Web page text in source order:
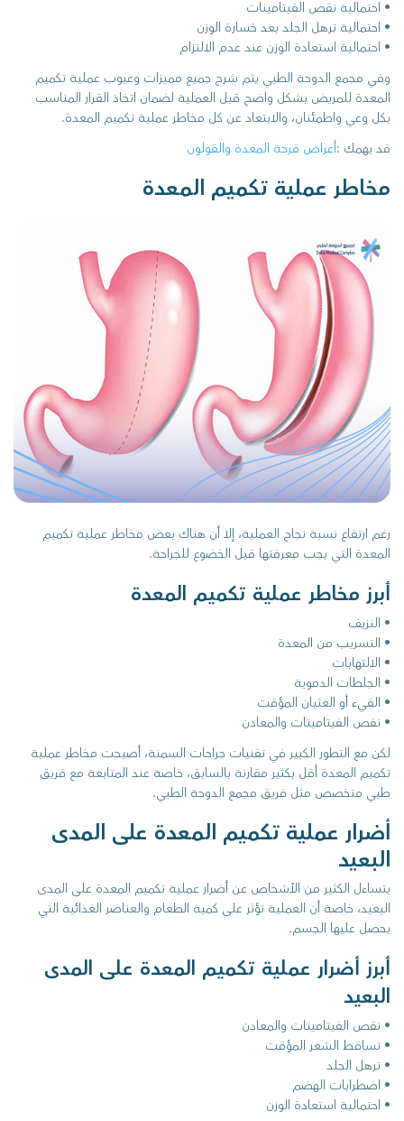
• احتمالية نقص الفيتامينات
• احتمالية ترهل الجلد بعد خسارة الوزن
• احتمالية استعادة الوزن عند عدم الالتزام
وفي مجمع الدوحة الطبي يتم شرح جميع مميزات وعيوب عملية تكميم
المعدة للمريض بشكل واضح قبل العملية لضمان اتخاذ القرار المناسب
بكل وعي واطمئنان، والابتعاد عن كل مخاطر عملية تكميم المعدة.
قد يهمك :أعراض قرحة المعدة والقولون
مخاطر عملية تكميم المعدة
رغم ارتفاع نسبة نجاح العملية، إلا أن هناك بعض مخاطر عملية تكميم
المعدة التي يجب معرفتها قبل الخضوع للجراحة.
أبرز مخاطر عملية تكميم المعدة
• النزيف
• التسريب من المعدة
• الالتهابات
• الجلطات الدموية
• القيء أو الغثيان المؤقت
• نقص الفيتامينات والمعادن
لكن مع التطور الكبير في تقنيات جراحات السمنة، أصبحت مخاطر عملية
تكميم المعدة أقل بكثير مقارنة بالسابق، خاصة عند المتابعة مع فريق
طبي متخصص مثل فريق مجمع الدوحة الطبي.
أضرار عملية تكميم المعدة على المدى
البعيد
يتساءل الكثير من الأشخاص عن أضرار عملية تكميم المعدة على المدى
البعيد، خاصة أن العملية تؤثر على كمية الطعام والعناصر الغذائية التي
يحصل عليها الجسم.
أبرز أضرار عملية تكميم المعدة على المدى
البعيد
• نقص الفيتامينات والمعادن
• تساقط الشعر المؤقت
• ترهل الجلد
• اضطرابات الهضم
• احتمالية استعادة الوزن